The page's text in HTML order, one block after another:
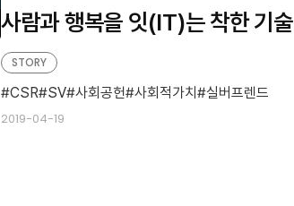
사람과 행복을 잇(IT)는 착한 기술
2019-04-19
STORY
CSR SV 사회공헌 사회적가치 실버프렌드